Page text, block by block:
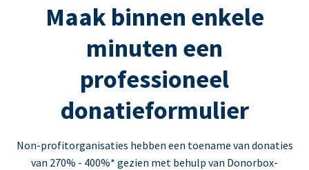
Maak binnen enkele
minuten een
professioneel
donatieformulier
Non-profitorganisaties hebben een toename van donaties
van 270% - 400%* gezien met behulp van Donorbox-